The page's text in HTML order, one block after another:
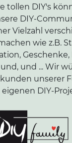
tollen DIY's
DIY-
Vielzahl
wie z.B.
Geschenke,
und ... Wir
unserer
DIY-